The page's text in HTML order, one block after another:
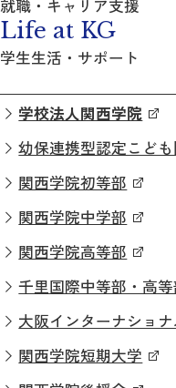
就職・キャリア支援
Life at KG
学生生活・サポート
学校法人関西学院
幼保連携型認定こど
関西学院初等部
関西学院中学部
関西学院高等部
千里国際中等部・高
大阪インターナショ
関西学院短期大学